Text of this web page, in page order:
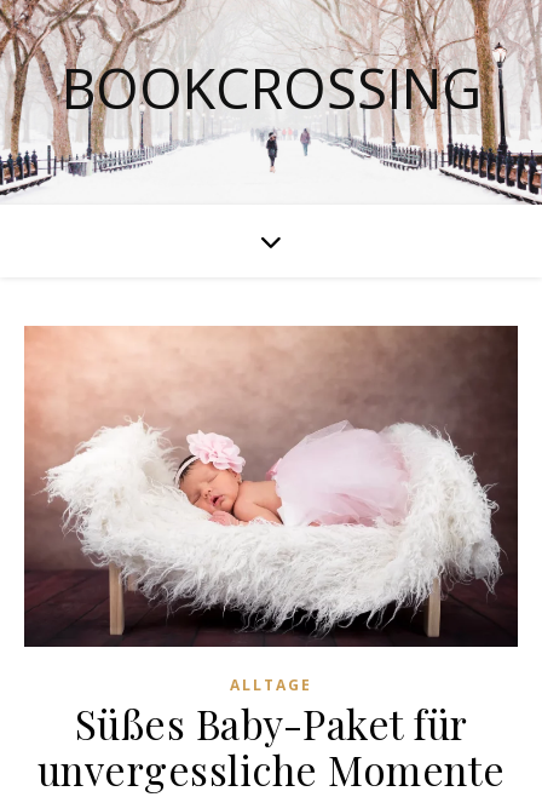
BOOKCROSSING
ALLTAGE
Süßes Baby-Paket für
unvergessliche Momente